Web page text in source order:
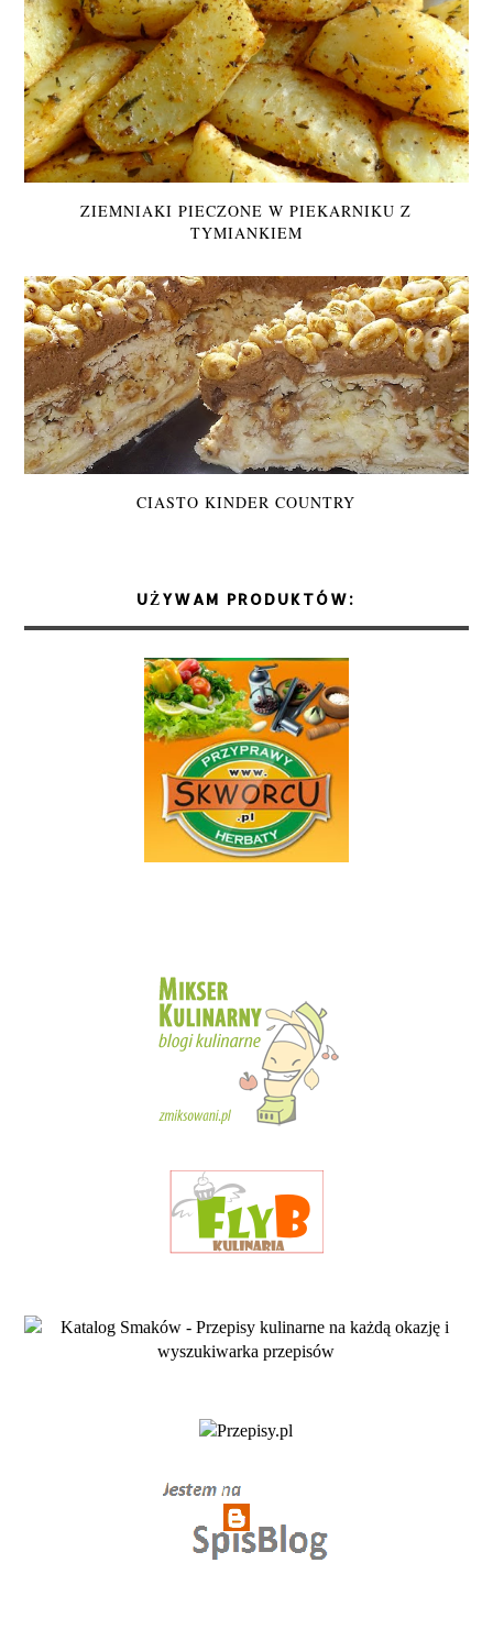
ZIEMNIAKI PIECZONE W PIEKARNIKU Z
TYMIANKIEM
CIASTO KINDER COUNTRY
UŻYWAM PRODUKTÓW: